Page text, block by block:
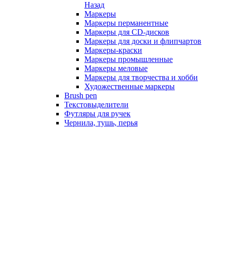
Назад
Маркеры
Маркеры перманентные
Маркеры для CD-дисков
Маркеры для доски и флипчартов
Маркеры-краски
Маркеры промышленные
Маркеры меловые
Маркеры для творчества и хобби
Художественные маркеры
Brush pen
Текстовыделители
Футляры для ручек
Чернила, тушь, перья